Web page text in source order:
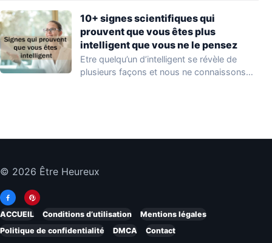
10+ signes scientifiques qui
prouvent que vous êtes plus
intelligent que vous ne le pensez
Etre quelqu’un d’intelligent se révèle de
plusieurs façons et nous ne connaissons
© 2026 Être Heureux
ACCUEIL Conditions d’utilisation
Mentions légales
Politique de confidentialité
DMCA Contact